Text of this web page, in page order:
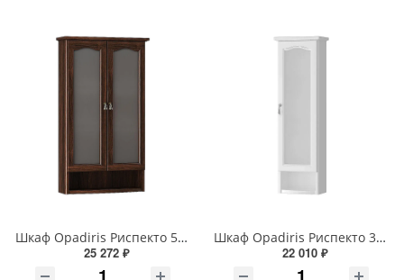
Шкаф Opadiris Риспекто 58 00-00006076 подвесной двухстворчатый орех антикварный с матовым стеклом
25 272 ₽
Шкаф Opadiris Риспекто 31 00-00006082 подвесной одностворчатый белый матовый правый с матовым стеклом
22 010 ₽